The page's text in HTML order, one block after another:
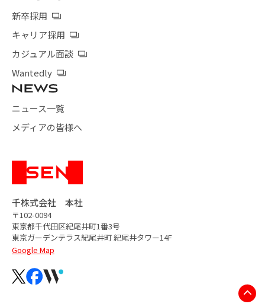
千株式会社 本社
〒102-0094
東京都千代田区紀尾井町1番3号
東京ガーデンテラス紀尾井町紀尾井タワー14F
Google Map
新卒採用
キャリア採用
カジュアル面談
Wantedly
ニュース一覧
メディアの皆様へ